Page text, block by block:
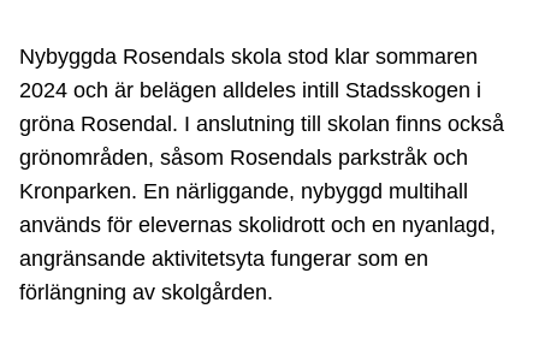
Nybyggda Rosendals skola stod klar sommaren
2024 och är belägen alldeles intill Stadsskogen i
gröna Rosendal. I anslutning till skolan finns också
grönområden, såsom Rosendals parkstråk och
Kronparken. En närliggande, nybyggd multihall
används för elevernas skolidrott och en nyanlagd,
angränsande aktivitetsyta fungerar som en
förlängning av skolgården.